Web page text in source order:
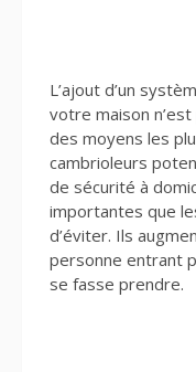
L’ajout d’un
votre maison n’est
des moyens les
cambrioleurs
de sécurité à
importantes que
d’éviter. Ils
personne entrant
se fasse prendre.